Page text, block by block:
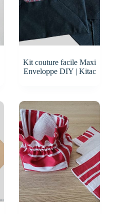
Kit couture facile Maxi
Enveloppe DIY | Kitac